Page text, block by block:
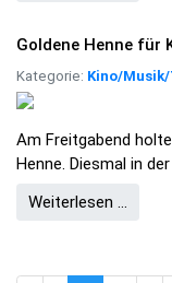
Goldene Henne für
Kategorie: Kino/
Am Freitgabend
Henne. Diesmal in
Weiterlesen …